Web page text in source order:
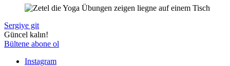
Sergiye git
Güncel kalın!
Bültene abone ol
Instagram